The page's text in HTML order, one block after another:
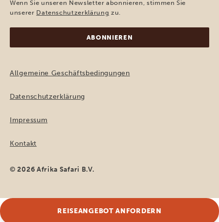
(erforderlich)
Wenn Sie unseren Newsletter abonnieren, stimmen Sie
unserer Datenschutzerklärung zu.
Allgemeine Geschäftsbedingungen
Datenschutzerklärung
Impressum
Kontakt
© 2026 Afrika Safari B.V.
REISEANGEBOT ANFORDERN